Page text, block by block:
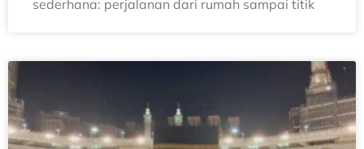
sederhana: perjalanan dari rumah sampai titik